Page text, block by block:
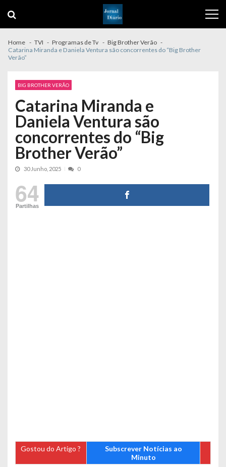
navigation
content
Home TVI Programas de Tv
Big Brother Verão
Catarina Miranda e Daniela Ventura são concorrentes do “Big Brother
Verão”
BIG BROTHER VERÃO
Catarina Miranda e
Daniela Ventura são
concorrentes do “Big
Brother Verão”
30 Junho, 2025 0
64
Partilhas
Gostou do Artigo ?
Subscrever Notícias ao
Minuto